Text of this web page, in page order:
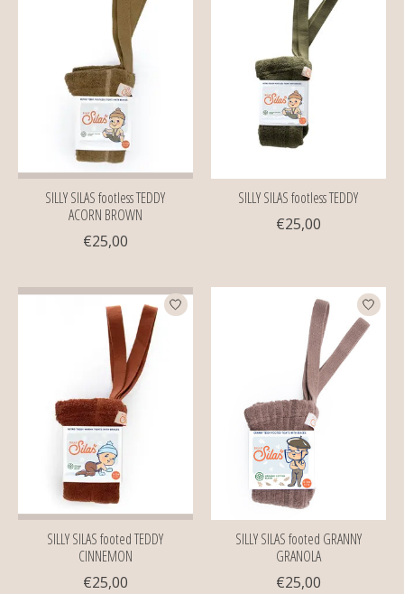
SILLY SILAS footless TEDDY
ACORN BROWN
€25,00
SILLY SILAS footless TEDDY
€25,00
SILLY SILAS footed TEDDY
CINNEMON
€25,00
SILLY SILAS footed GRANNY
GRANOLA
€25,00